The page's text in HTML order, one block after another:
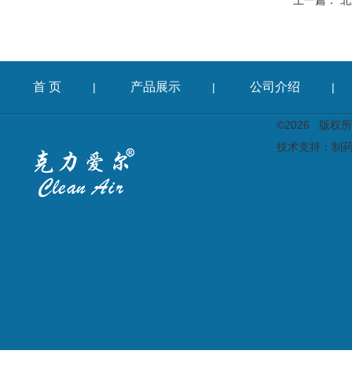
首 页 | 产品展示 | 公司介绍 |
©2026 版权所
技术支持： 制